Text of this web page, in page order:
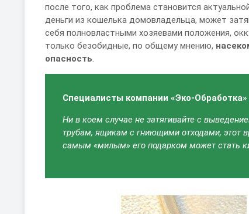
после того, как проблема становится
деньги из кошелька домовладельца, может
себя полновластными хозяевами положения,
только безобидные, по общему мнению,
опасность.
Специалисты компании «Эко-
Ни в коем случае не затягивайте с
трубам, ящикам с гниющими отходами, этот
самым «милым» его подарком может стать